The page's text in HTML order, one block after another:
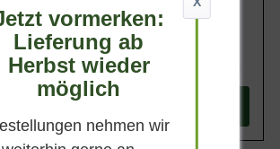
vormerken:
Lieferung ab
Herbst wieder
möglich
nehmen wir